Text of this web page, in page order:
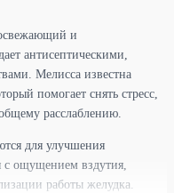
и
антисептическими,
Мелисса известна
помогает снять стресс,
расслаблению.
для улучшения
ощущением вздутия,
работы желудка.